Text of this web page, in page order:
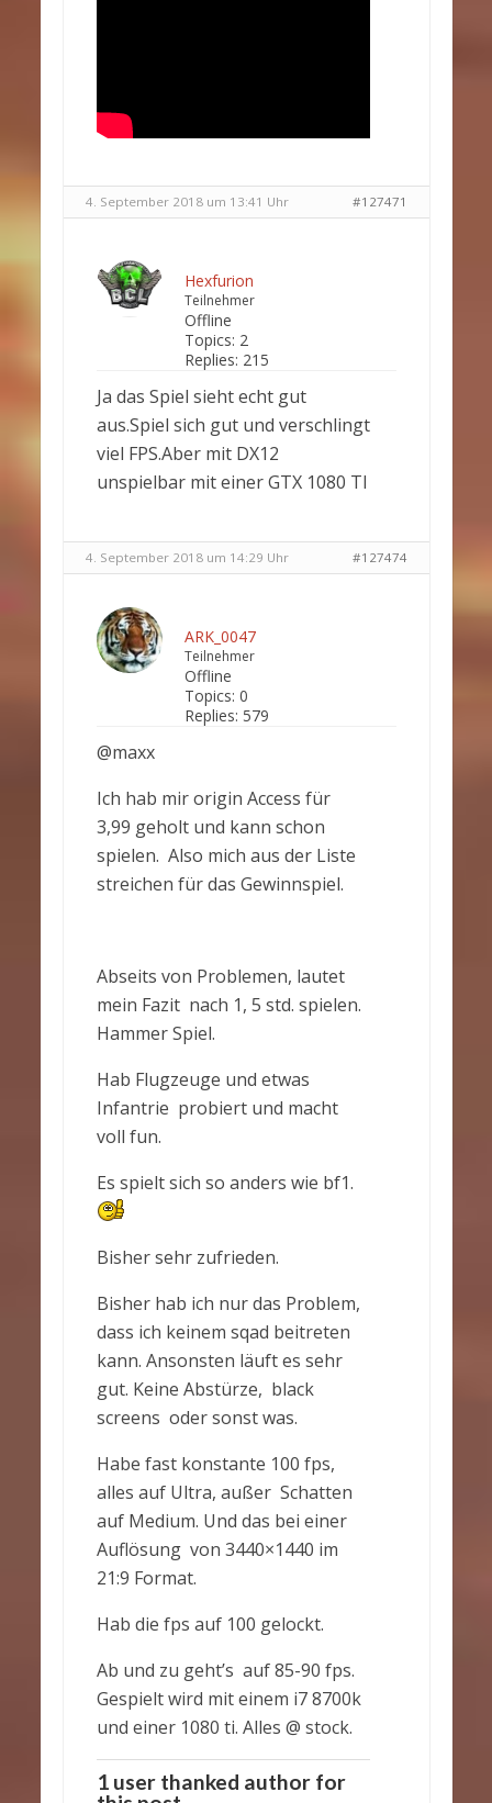
4. September 2018 um 13:41 Uhr #127471
Hexfurion
Teilnehmer
Offline
Topics: 2
Replies: 215
Ja das Spiel sieht echt gut
aus.Spiel sich gut und verschlingt
viel FPS.Aber mit DX12
unspielbar mit einer GTX 1080 TI
4. September 2018 um 14:29 Uhr #127474
ARK_0047
Teilnehmer
Offline
Topics: 0
Replies: 579
@maxx
Ich hab mir origin Access für
3,99 geholt und kann schon
spielen. Also mich aus der Liste
streichen für das Gewinnspiel.
Abseits von Problemen, lautet
mein Fazit nach 1, 5 std. spielen.
Hammer Spiel.
Hab Flugzeuge und etwas
Infantrie probiert und macht
voll fun.
Es spielt sich so anders wie bf1.
Bisher sehr zufrieden.
Bisher hab ich nur das Problem,
dass ich keinem sqad beitreten
kann. Ansonsten läuft es sehr
gut. Keine Abstürze, black
screens oder sonst was.
Habe fast konstante 100 fps,
alles auf Ultra, außer Schatten
auf Medium. Und das bei einer
Auflösung von 3440×1440 im
21:9 Format.
Hab die fps auf 100 gelockt.
Ab und zu geht’s auf 85-90 fps.
Gespielt wird mit einem i7 8700k
und einer 1080 ti. Alles @ stock.
1 user thanked author for